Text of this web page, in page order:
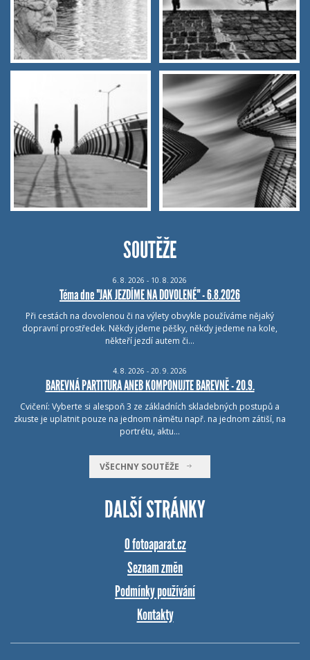
SOUTĚŽE
6. 8. 2026 - 10. 8. 2026
Téma dne "JAK JEZDÍME NA DOVOLENÉ" - 6.8.2026
Při cestách na dovolenou či na výlety obvykle používáme nějaký
dopravní prostředek. Někdy jdeme pěšky, někdy jedeme na kole,
někteří jezdí autem či…
4. 8. 2026 - 20. 9. 2026
BAREVNÁ PARTITURA ANEB KOMPONUJTE BAREVNĚ - 20.9.
Cvičení: Vyberte si alespoň 3 ze základních skladebných postupů a
zkuste je uplatnit pouze na jednom námětu např. na jednom zátiší, na
portrétu, aktu…
VŠECHNY SOUTĚŽE
DALŠÍ STRÁNKY
O fotoaparat.cz
Seznam změn
Podmínky používání
Kontakty